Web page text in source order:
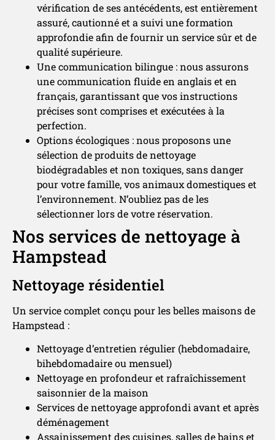
vérification de ses antécédents, est entièrement
assuré, cautionné et a suivi une formation
approfondie afin de fournir un service sûr et de
qualité supérieure.
Une communication bilingue : nous assurons
une communication fluide en anglais et en
français, garantissant que vos instructions
précises sont comprises et exécutées à la
perfection.
Options écologiques : nous proposons une
sélection de produits de nettoyage
biodégradables et non toxiques, sans danger
pour votre famille, vos animaux domestiques et
l’environnement. N’oubliez pas de les
sélectionner lors de votre réservation.
Nos services de nettoyage à
Hampstead
Nettoyage résidentiel
Un service complet conçu pour les belles maisons de
Hampstead :
Nettoyage d’entretien régulier (hebdomadaire,
bihebdomadaire ou mensuel)
Nettoyage en profondeur et rafraîchissement
saisonnier de la maison
Services de nettoyage approfondi avant et après
déménagement
Assainissement des cuisines, salles de bains et